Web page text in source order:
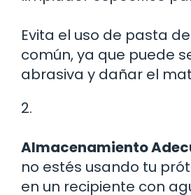
Evita el uso de pasta
común, ya que puede
abrasiva y dañar el
2.
Almacenamiento
no estés usando tu
en un recipiente con